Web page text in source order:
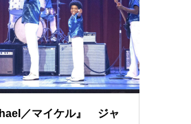
／マイケル』 ジャ